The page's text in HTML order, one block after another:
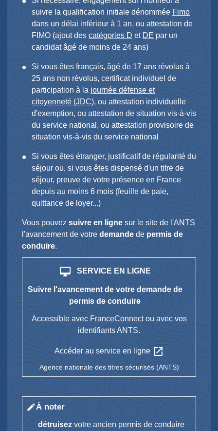
suivre la qualification initiale dénomméeFimo
dans un délai inférieur à 1 an, ou attestation de
FIMO (ajout descatégories DetDEpar un
candidat âgé de moins de 24 ans)
Si vous êtes français, âgé de 17 ans révolus à
25 ans non révolus, certificat individuel de
participation à la journée défense et
citoyenneté (JDC), ou attestation individuelle
d'exemption, ou attestation de situation vis-à-vis
du service national, ou attestation provisoire de
situation vis-à-vis du service national
Si vous êtes étranger, justificatif de régularité du
séjour ou, si vous êtes dispensé d'un titre de
séjour, preuve de votre présence en France
depuis au moins 6 mois (feuille de paie,
quittance de loyer...)
Vous pouvez suivre en lignesur le site de l'ANTS
l'avancement de votre demandedepermis de
conduire.
desktop_mac SERVICE EN LIGNE
Suivre l'avancement de votre demande de
permis de conduire
Accessible avecFranceConnectou avec vos
identifiants ANTS.
Accéder au service en ligneopen_in_new
Agence nationale des titres sécurisés (ANTS)
editÀ noter
détruisez votre ancien permis de conduire